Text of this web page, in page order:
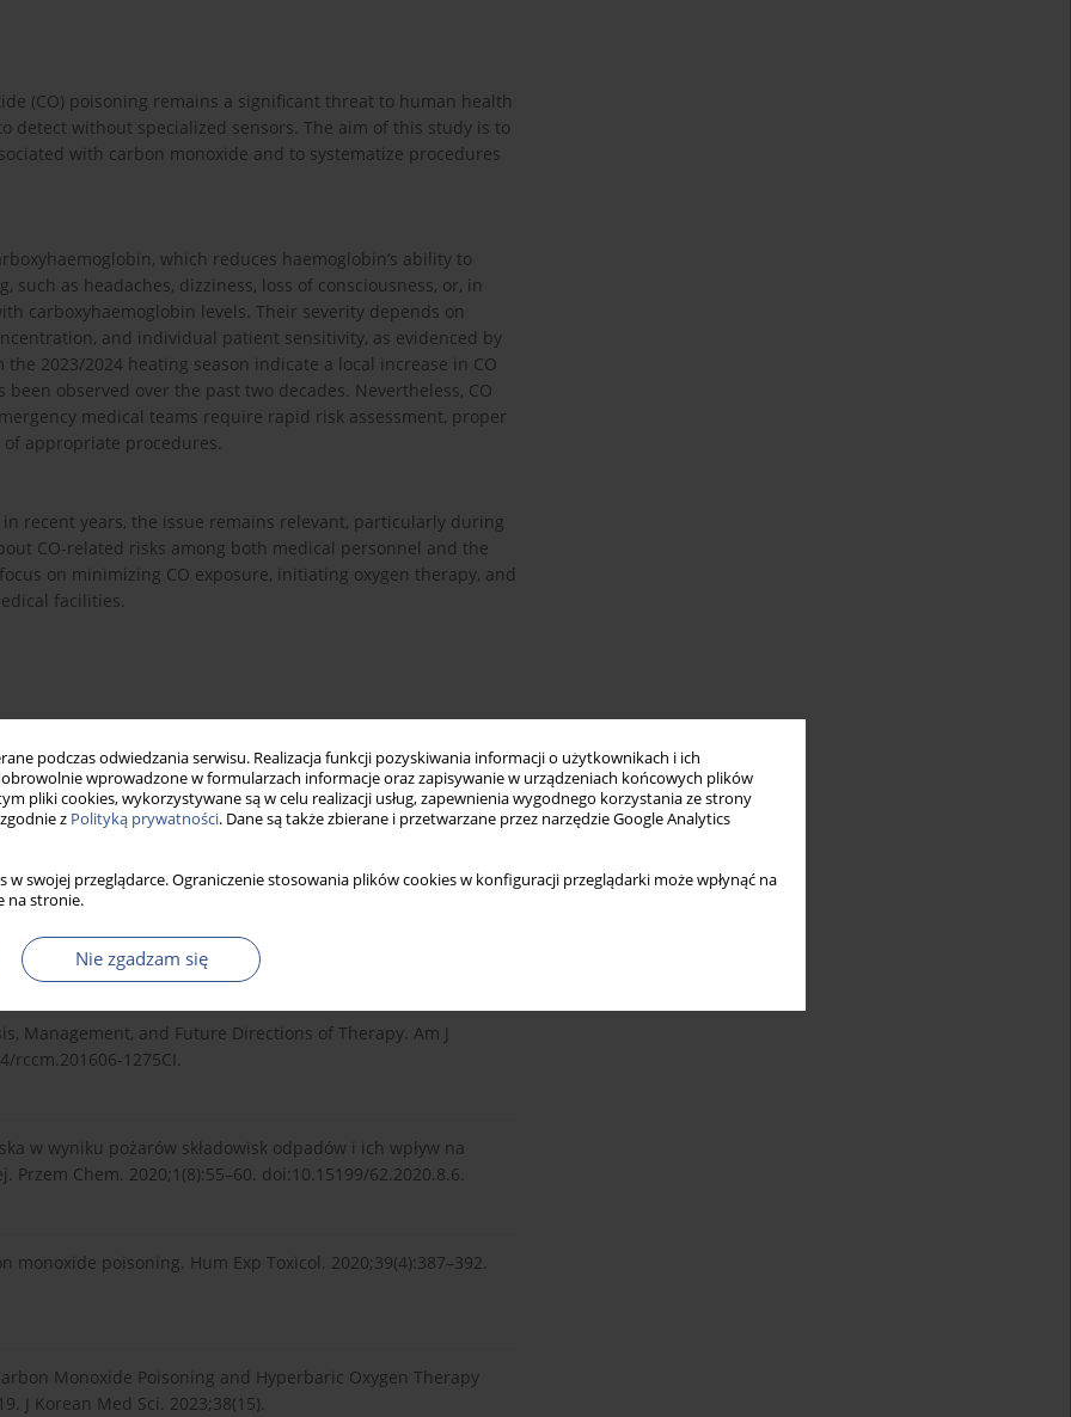
podczas odwiedzania serwisu. Realizacja funkcji pozyskiwania informacji o użytkownikach i ich
wprowadzone w formularzach informacje oraz zapisywanie w urządzeniach końcowych plików
pliki cookies, wykorzystywane są w celu realizacji usług, zapewnienia wygodnego korzystania ze strony
z Polityką prywatności. Dane są także zbierane i przetwarzane przez narzędzie Google Analytics
w swojej przeglądarce. Ograniczenie stosowania plików cookies w konfiguracji przeglądarki może wpłynąć na
na stronie.
Nie zgadzam się
(CO) poisoning remains a significant threat to human health
detect without specialized sensors. The aim of this study is to
with carbon monoxide and to systematize procedures
which reduces haemoglobin’s ability to
as headaches, dizziness, loss of consciousness, or, in
carboxyhaemoglobin levels. Their severity depends on
and individual patient sensitivity, as evidenced by
2023/2024 heating season indicate a local increase in CO
observed over the past two decades. Nevertheless, CO
medical teams require rapid risk assessment, proper
appropriate procedures.
recent years, the issue remains relevant, particularly during
CO-related risks among both medical personnel and the
on minimizing CO exposure, initiating oxygen therapy, and
facilities.
O, Brodziak-Dopierała B, Roczniak W. Carbon
2020;26(3):306–308. doi:10.26444/monz/122852.
Management, and Future Directions of Therapy. Am J
rccm.201606-1275CI.
w wyniku pożarów składowisk odpadów i ich wpływ na
Chem. 2020;1(8):55–60. doi:10.15199/62.2020.8.6.
poisoning. Hum Exp Toxicol. 2020;39(4):387–392.
Monoxide Poisoning and Hyperbaric Oxygen Therapy
J Korean Med Sci. 2023;38(15).